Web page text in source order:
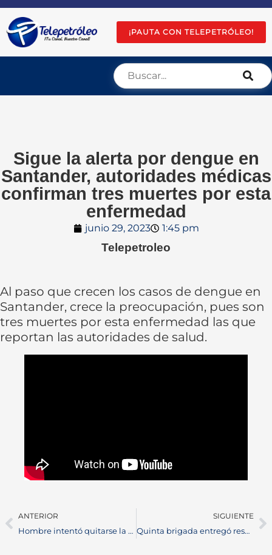
¡PAUTA CON TELEPETRÓLEO!
Sigue la alerta por dengue en
Santander, autoridades médicas
confirman tres muertes por esta
enfermedad
junio 29, 2023 1:45 pm
Telepetroleo
Al paso que crecen los casos de dengue en
Santander, crece la preocupación, pues son
tres muertes por esta enfermedad las que
reportan las autoridades de salud.
ANTERIOR
Hombre intentó quitarse la vida al tratar de lanzarse del puente elevado
SIGUIENTE
Quinta brigada entregó resultados operativos contra de los grupos armados.